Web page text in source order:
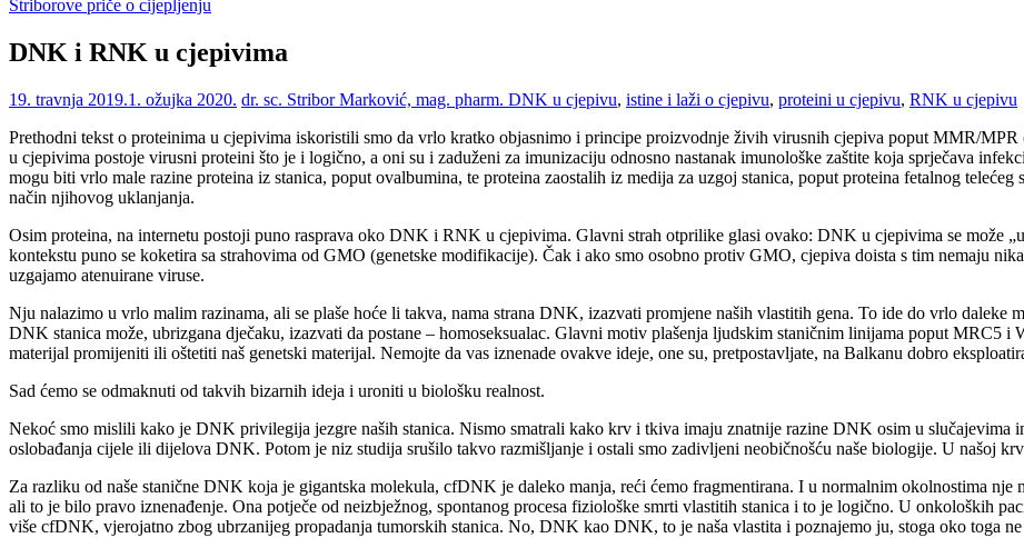
Striborove priče o cijepljenju
DNK i RNK u cjepivima
19. travnja 2019.1. ožujka 2020. dr. sc. Stribor Marković, mag. pharm. DNK u cjepivu, istine i laži o cjepivu, proteini u cjepivu, RNK u cjepivu
Prethodni tekst o proteinima u cjepivima iskoristili smo da vrlo kratko objasnimo i principe proizvodnje živih virusnih cjepiva poput MMR/
u cjepivima postoje virusni proteini što je i logično, a oni su i zaduženi za imunizaciju odnosno nastanak imunološke zaštite koja sprječava
mogu biti vrlo male razine proteina iz stanica, poput ovalbumina, te proteina zaostalih iz medija za uzgoj stanica, poput proteina fetalnog
način njihovog uklanjanja.
Osim proteina, na internetu postoji puno rasprava oko DNK i RNK u cjepivima. Glavni strah otprilike glasi ovako: DNK u cjepivima se može
kontekstu puno se koketira sa strahovima od GMO (genetske modifikacije). Čak i ako smo osobno protiv GMO, cjepiva doista s tim nemaju
uzgajamo atenuirane viruse.
Nju nalazimo u vrlo malim razinama, ali se plaše hoće li takva, nama strana DNK, izazvati promjene naših vlastitih gena. To ide do vrlo daleke
DNK stanica može, ubrizgana dječaku, izazvati da postane – homoseksualac. Glavni motiv plašenja ljudskim staničnim linijama poput MRC5 i
materijal promijeniti ili oštetiti naš genetski materijal. Nemojte da vas iznenade ovakve ideje, one su, pretpostavljate, na Balkanu dobro
Sad ćemo se odmaknuti od takvih bizarnih ideja i uroniti u biološku realnost.
Nekoć smo mislili kako je DNK privilegija jezgre naših stanica. Nismo smatrali kako krv i tkiva imaju znatnije razine DNK osim u slučajevima
oslobađanja cijele ili dijelova DNK. Potom je niz studija srušilo takvo razmišljanje i ostali smo zadivljeni neobičnošću naše biologije. U našoj
Za razliku od naše stanične DNK koja je gigantska molekula, cfDNK je daleko manja, reći ćemo fragmentirana. I u normalnim okolnostima
ali to je bilo pravo iznenađenje. Ona potječe od neizbježnog, spontanog procesa fiziološke smrti vlastitih stanica i to je logično. U onkoloških
više cfDNK, vjerojatno zbog ubrzanijeg propadanja tumorskih stanica. No, DNK kao DNK, to je naša vlastita i poznajemo ju, stoga oko toga